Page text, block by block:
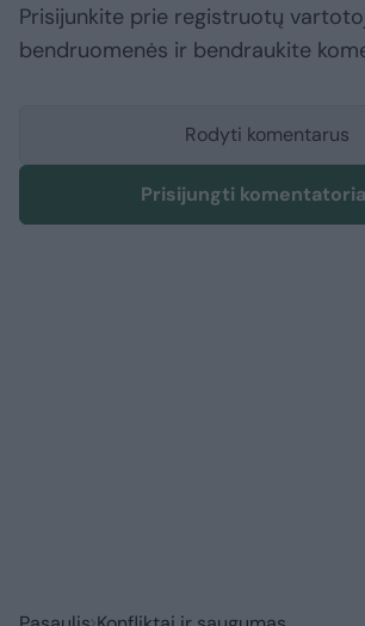
Prisijunkite prie registruotų
bendruomenės ir bendraukite
Rodyti komentarus
Prisijungti